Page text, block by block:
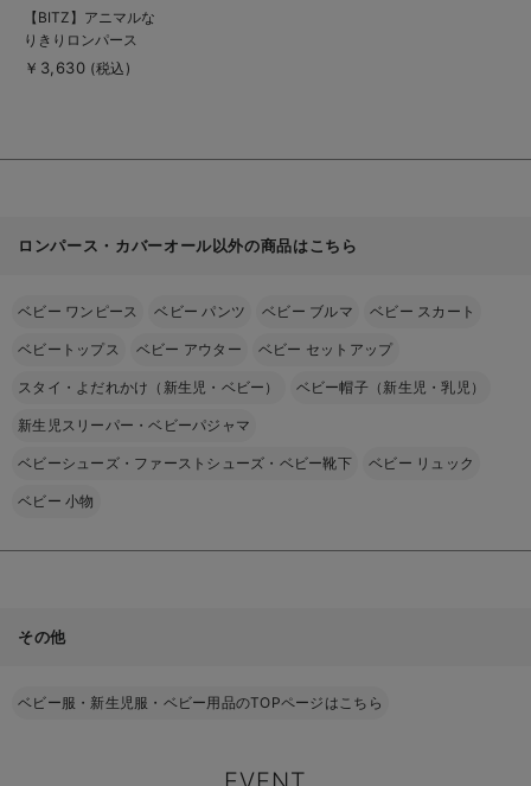
商
品
詳
を
【BITZ】アニマルな
りきりロンパース
￥3,630 (税込)
ロンパース・カバーオール以外の商品はこちら
ベビー ワンピース ベビー パンツ ベビー ブルマ ベビー スカート
ベビートップス ベビー アウター ベビー セットアップ
スタイ・よだれかけ（新生児・ベビー） ベビー帽子（新生児・乳児）
新生児スリーパー・ベビーパジャマ
ベビーシューズ・ファーストシューズ・ベビー靴下 ベビー リュック
ベビー 小物
その他
ベビー服・新生児服・ベビー用品のTOPページはこちら